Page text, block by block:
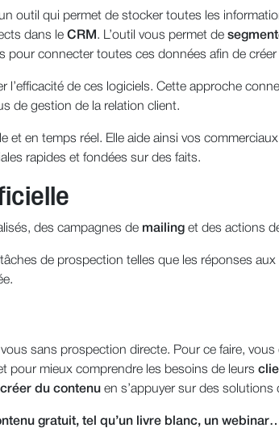
outil qui permet de stocker toutes les
dans le CRM . L’outil vous permet de
connecter toutes ces données afin de
l’efficacité de ces logiciels. Cette approche
de gestion de la relation client.
et en temps réel. Elle aide ainsi vos
rapides et fondées sur des faits.
des campagnes de mailing et des actions
tâches de prospection telles que les réponses
sans prospection directe. Pour ce faire,
pour mieux comprendre les besoins de leurs
créer du contenu en s’appuyer sur des solutions
gratuit, tel qu’un livre blanc, un